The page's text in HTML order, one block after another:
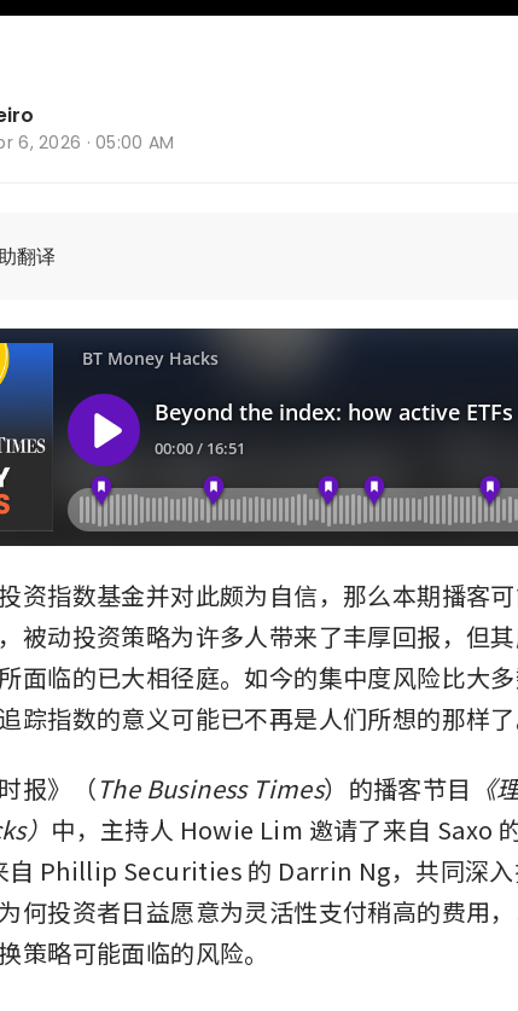
6, 2026 · 05:00 AM
翻译
资指数基金并对此颇为自信，那么本期播客可
被动投资策略为许多人带来了丰厚回报，但
面临的已大相径庭。如今的集中度风险比大
踪指数的意义可能已不再是人们所想的那样了
报》（The Business Times）的播客节目 《
） 中，主持人 Howie Lim 邀请了来自 Saxo
自 Phillip Securities 的 Darrin Ng，共同深入
何投资者日益愿意为灵活性支付稍高的费用
策略可能面临的风险。